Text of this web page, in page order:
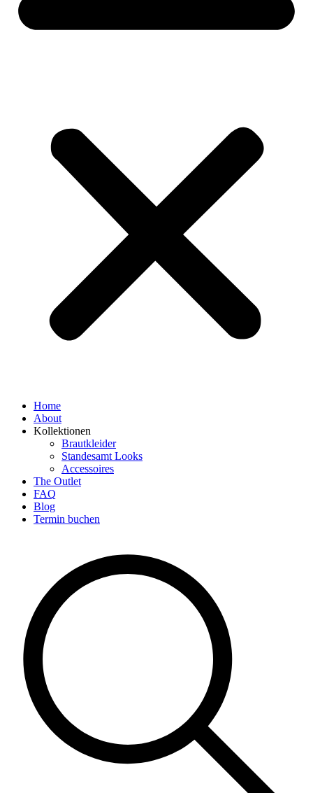
Home
About
Kollektionen
Brautkleider
Standesamt Looks
Accessoires
The Outlet
FAQ
Blog
Termin buchen